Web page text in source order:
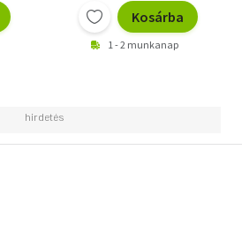
Kosárba
1 - 2 munkanap